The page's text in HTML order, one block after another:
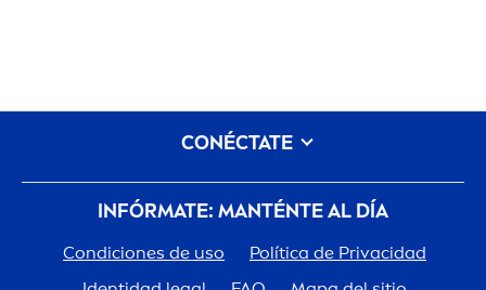
INFÓRMATE: MANTÉNTE AL DÍA
Condiciones de uso
Política de Privacidad
CONÉCTATE